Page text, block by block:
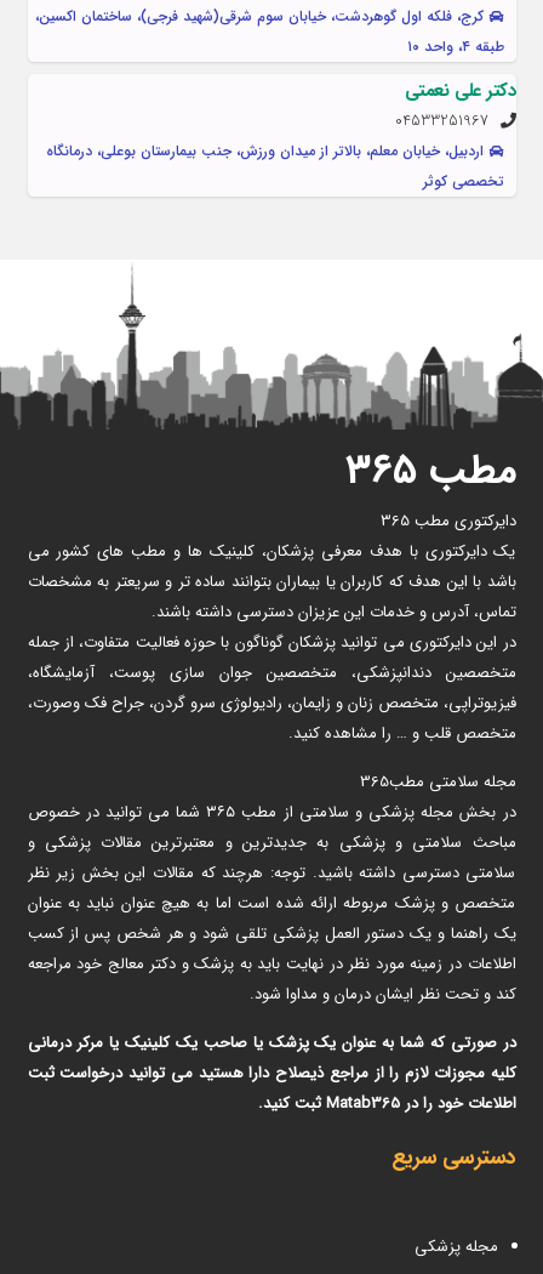
کرج، فلکه اول گوهردشت، خیابان سوم شرقی(شهید فرجی)، ساختمان اکسین،
طبقه ۴، واحد ۱۰
دکتر علی نعمتی
اردبیل، خیابان معلم، بالاتر از میدان ورزش، جنب بیمارستان بوعلی، درمانگاه
تخصصی کوثر
مطب ۳۶۵
دایرکتوری مطب 365
یک دایرکتوری با هدف معرفی پزشکان، کلینیک ها و مطب های کشور می
باشد با این هدف که کاربران یا بیماران بتوانند ساده تر و سریعتر به مشخصات
تماس، آدرس و خدمات این عزیزان دسترسی داشته باشند.
در این دایرکتوری می توانید پزشکان گوناگون با حوزه فعالیت متفاوت، از جمله
متخصصین دندانپزشکی، متخصصین جوان سازی پوست، آزمایشگاه،
فیزیوتراپی، متخصص زنان و زایمان، رادیولوژی سرو گردن، جراح فک وصورت،
متخصص قلب و … را مشاهده کنید.
مجله سلامتی مطب365
در بخش مجله پزشکی و سلامتی از مطب ۳۶۵ شما می توانید در خصوص
مباحث سلامتی و پزشکی به جدیدترین و معتبرترین مقالات پزشکی و
سلامتی دسترسی داشته باشید. توجه: هرچند که مقالات این بخش زیر نظر
متخصص و پزشک مربوطه ارائه شده است اما به هیچ عنوان نباید به عنوان
یک راهنما و یک دستور العمل پزشکی تلقی شود و هر شخص پس از کسب
اطلاعات در زمینه مورد نظر در نهایت باید به پزشک و دکتر معالج خود مراجعه
کند و تحت نظر ایشان درمان و مداوا شود.
در صورتی که شما به عنوان یک پزشک یا صاحب یک کلینیک یا مرکر درمانی
کلیه مجوزات لازم را از مراجع ذیصلاح دارا هستید می توانید درخواست ثبت
اطلاعات خود را در Matab365 ثبت کنید.
دسترسی سریع
مجله پزشکی